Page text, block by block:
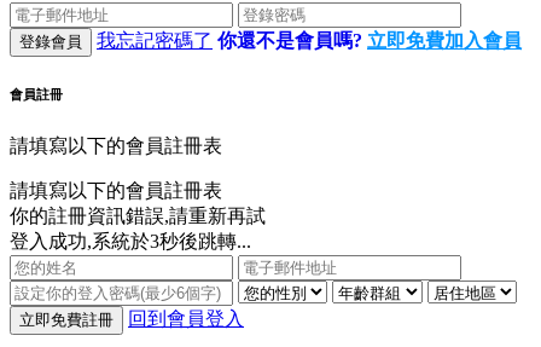
登錄會員 我忘記密碼了 你還不是會員嗎? 立即免費加入會員
會員註冊
請填寫以下的會員註冊表
請填寫以下的會員註冊表
你的註冊資訊錯誤,請重新再試
登入成功,系統於3秒後跳轉...
立即免費註冊 回到會員登入